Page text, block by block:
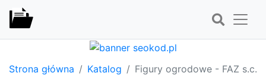
Strona główna Katalog Figury ogrodowe - FAZ s.c.